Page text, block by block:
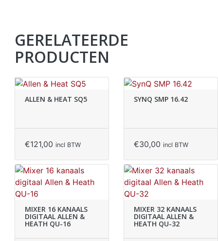
GERELATEERDE
PRODUCTEN
ALLEN & HEAT SQ5
€121,00 incl BTW
SYNQ SMP 16.42
€30,00 incl BTW
MIXER 16 KANAALS
DIGITAAL ALLEN &
HEATH QU-16
MIXER 32 KANAALS
DIGITAAL ALLEN &
HEATH QU-32